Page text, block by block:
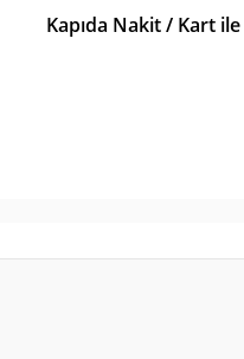
Kapıda Nakit / Kart